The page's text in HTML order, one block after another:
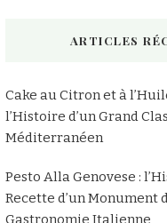
ARTICLES
Cake au Citron et à
l’Histoire d’un Grand
Méditerranéen
Pesto Alla Genovese :
Recette d’un Monument
Gastronomie Italienne